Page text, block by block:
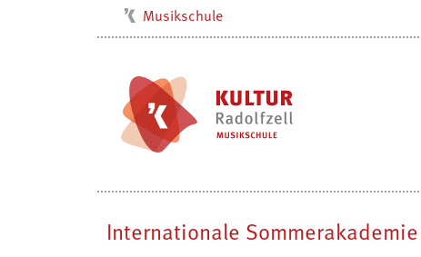
Milchwerk
Musikschule
Stadtarchiv
Stadtmuseum
Radolfzell1200
Internationale